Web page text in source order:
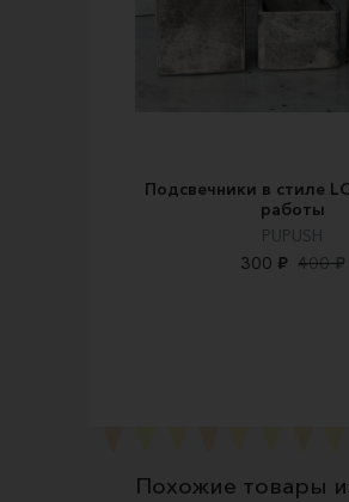
Подсвечники в стиле
работы
PUPUSH
300 ₽ 400 ₽
Похожие товары